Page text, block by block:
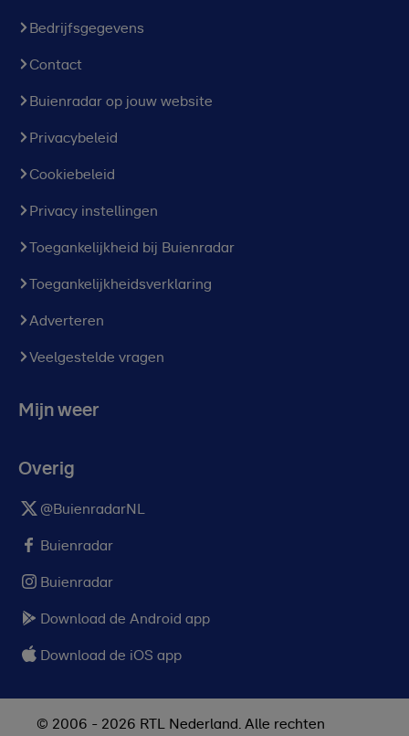
Bedrijfsgegevens
Contact
Buienradar op jouw website
Privacybeleid
Cookiebeleid
Privacy instellingen
Toegankelijkheid bij Buienradar
Toegankelijkheidsverklaring
Adverteren
Veelgestelde vragen
Mijn weer
Overig
@BuienradarNL
Buienradar
Buienradar
Download de Android app
Download de iOS app
© 2006 - 2026 RTL Nederland. Alle rechten